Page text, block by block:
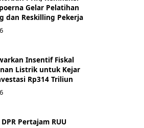
Gelar Pelatihan
dan Reskilling Pekerja
Insentif Fiskal
Listrik untuk Kejar
Rp314 Triliun
Pertajam RUU